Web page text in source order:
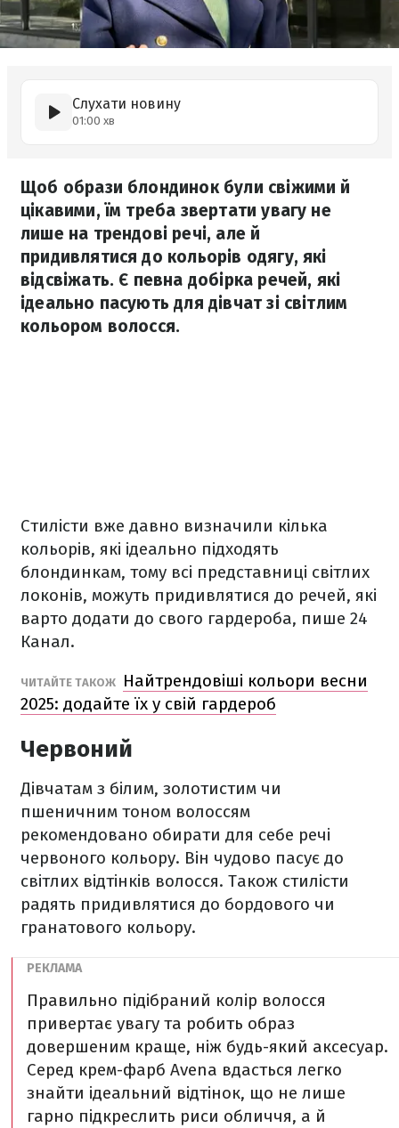
Слухати новину
01:00 хв
Щоб образи блондинок були свіжими й
цікавими, їм треба звертати увагу не
лише на трендові речі, але й
придивлятися до кольорів одягу, які
відсвіжать. Є певна добірка речей, які
ідеально пасують для дівчат зі світлим
кольором волосся.
Стилісти вже давно визначили кілька
кольорів, які ідеально підходять
блондинкам, тому всі представниці світлих
локонів, можуть придивлятися до речей, які
варто додати до свого гардероба, пише 24
Канал.
ЧИТАЙТЕ ТАКОЖ
Найтрендовіші кольори весни
2025: додайте їх у свій гардероб
Червоний
Дівчатам з білим, золотистим чи
пшеничним тоном волоссям
рекомендовано обирати для себе речі
червоного кольору. Він чудово пасує до
світлих відтінків волосся. Також стилісти
радять придивлятися до бордового чи
гранатового кольору.
Правильно підібраний колір волосся
привертає увагу та робить образ
довершеним краще, ніж будь-який аксесуар.
Серед крем-фарб Avena вдасться легко
знайти ідеальний відтінок, що не лише
гарно підкреслить риси обличчя, а й